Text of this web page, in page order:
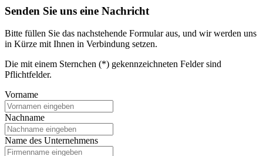
Senden Sie uns eine Nachricht
Bitte füllen Sie das nachstehende Formular aus, und wir werden uns
in Kürze mit Ihnen in Verbindung setzen.
Die mit einem Sternchen (*) gekennzeichneten Felder sind
Pflichtfelder.
Vorname
Nachname
Name des Unternehmens